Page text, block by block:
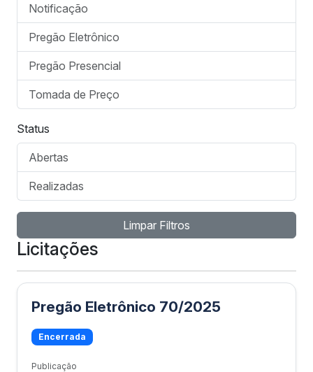
Notificação
Pregão Eletrônico
Pregão Presencial
Tomada de Preço
Status
Abertas
Realizadas
Limpar Filtros
Licitações
Pregão Eletrônico 70/2025
Encerrada
Publicação